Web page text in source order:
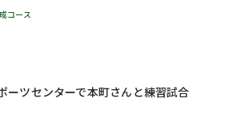
コース
ーツセンターで本町さんと練習試合